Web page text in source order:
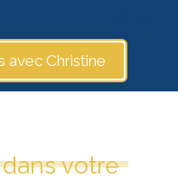
avec Christine
votre